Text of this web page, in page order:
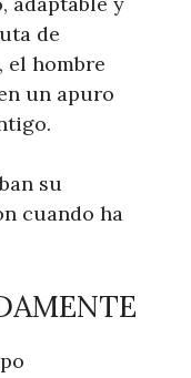
de
el hombre
un apuro
su
cuando ha